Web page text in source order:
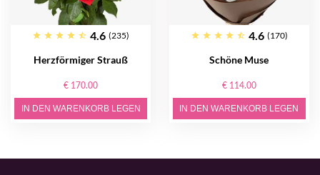
4.6 (235)
Herzförmiger Strauß
€ 170.00
IN DEN WARENKORB LEGEN
4.6 (170)
Schöne Muse
€ 114.00
IN DEN WARENKORB LEGEN